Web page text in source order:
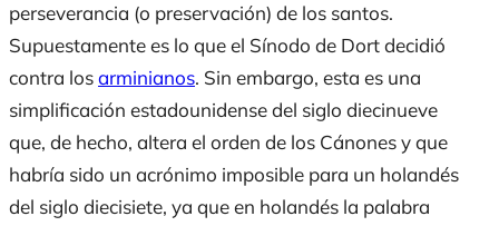
perseverancia (o preservación) de los santos.
Supuestamente es lo que el Sínodo de Dort decidió
contra losarminianos. Sin embargo, esta es una
simplificación estadounidense del siglo diecinueve
que, de hecho, altera el orden de los Cánones y que
habría sido un acrónimo imposible para un holandés
del siglo diecisiete, ya que en holandés la palabra